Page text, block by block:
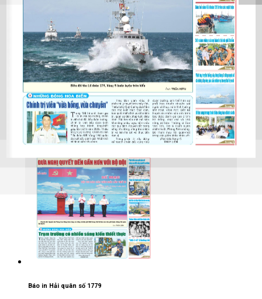
Báo in Hải quân số 1780
25/05/2026
Báo in Hải quân số 1779